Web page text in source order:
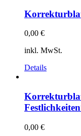
0,00 €
inkl. MwSt.
Details
0,00 €